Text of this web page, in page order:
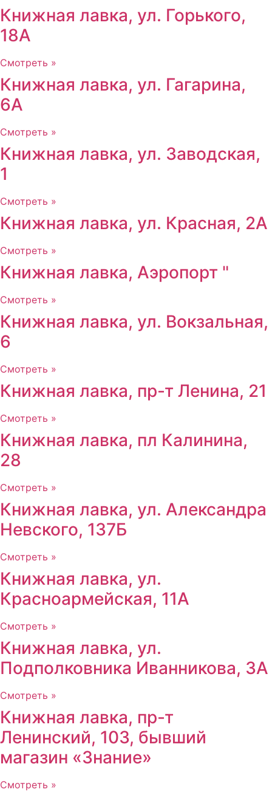
Книжная лавка, ул. Горького,
18А
Смотреть »
Книжная лавка, ул. Гагарина,
6А
Смотреть »
Книжная лавка, ул. Заводская,
1
Смотреть »
Книжная лавка, ул. Красная, 2А
Смотреть »
Книжная лавка, Аэропорт "
Смотреть »
Книжная лавка, ул. Вокзальная,
6
Смотреть »
Книжная лавка, пр-т Ленина, 21
Смотреть »
Книжная лавка, пл Калинина,
28
Смотреть »
Книжная лавка, ул. Александра
Невского, 137Б
Смотреть »
Книжная лавка, ул.
Красноармейская, 11А
Смотреть »
Книжная лавка, ул.
Подполковника Иванникова, 3А
Смотреть »
Книжная лавка, пр-т
Ленинский, 103, бывший
магазин «Знание»
Смотреть »